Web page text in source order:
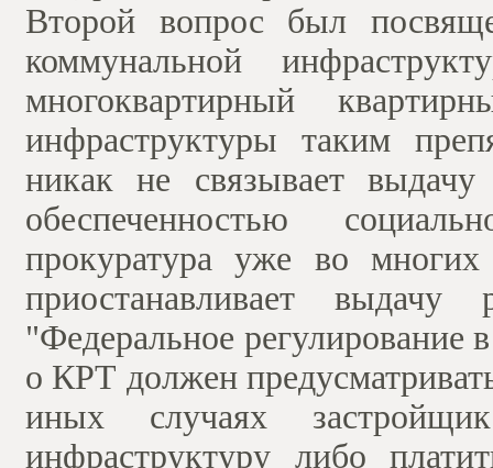
Второй вопрос был
коммунальной
многоквартирный
инфраструктуры таким
никак не связывает
обеспеченностью
прокуратура уже во
приостанавливает
"Федеральное регулирование
о КРТ должен
иных случаях
инфраструктуру либо